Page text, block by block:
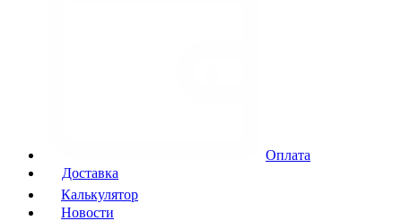
Оплата
Доставка
Калькулятор
Новости